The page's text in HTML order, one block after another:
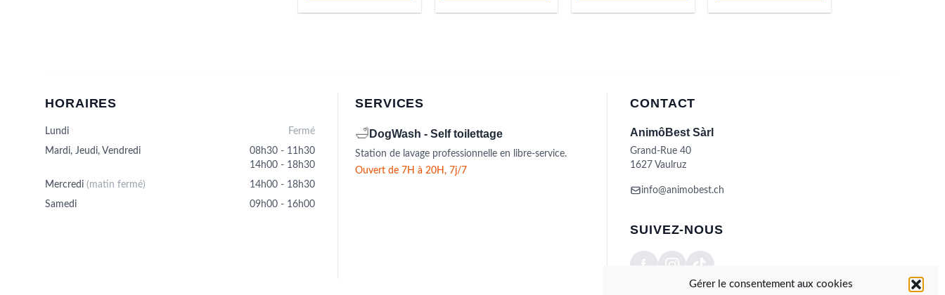
Gérer le consentement aux cookies
peuvent
choisies
sur
la
choisies
sur
HORAIRES
Lundi Fermé
Mardi, Jeudi, Vendredi
08h30 - 11h30
14h00 - 18h30
Mercredi (matin fermé)
14h00 - 18h30
Samedi
09h00 - 16h00
SERVICES
🛁 DogWash - Self toilettage
Station de lavage professionnelle en libre-service.
Ouvert de 7H à 20H, 7j/7
CONTACT
AnimôBest Sàrl
Grand-Rue 40
1627 Vaulruz
info@animobest.ch
SUIVEZ-NOUS